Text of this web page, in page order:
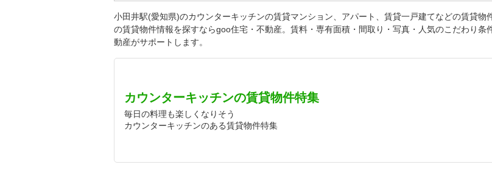
小田井駅(愛知県)のカウンターキッチンの賃貸マンション、アパート、賃貸一戸建てなどの賃貸
の賃貸物件情報を探すならgoo住宅・不動産。賃料・専有面積・間取り・写真・人気のこだわり
動産がサポートします。
カウンターキッチンの賃貸物件特集
毎日の料理も楽しくなりそう
カウンターキッチンのある賃貸物件特集